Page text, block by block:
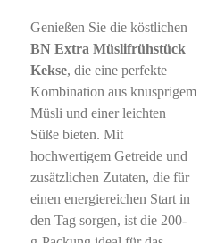
Genießen Sie die köstlichen
BN Extra Müslifrühstück
Kekse, die eine perfekte
Kombination aus knusprigem
Müsli und einer leichten
Süße bieten. Mit
hochwertigem Getreide und
zusätzlichen Zutaten, die für
einen energiereichen Start in
den Tag sorgen, ist die 200-